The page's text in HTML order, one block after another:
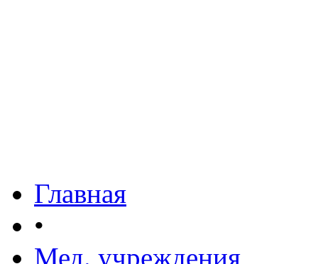
Главная
•
Мед. учреждения